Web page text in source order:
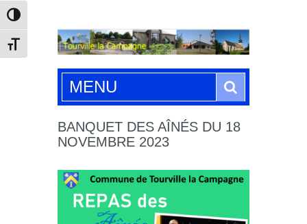
Passer en contraste élevé
Changer la taille de la police
MENU
BANQUET DES AÎNÉS DU 18
NOVEMBRE 2023